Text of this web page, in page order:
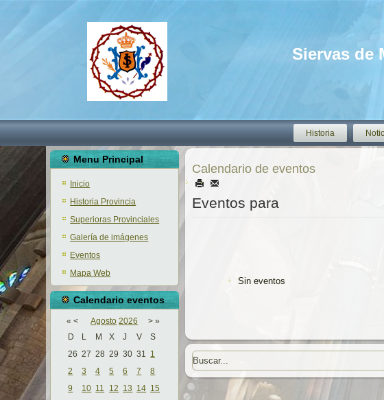
Siervas de
Historia
Menu Principal
Inicio
Historia Provincia
Superioras Provinciales
Galería de imágenes
Eventos
Mapa Web
Calendario eventos
« < Agosto 2026 > »
D
L M X J V
S
26 27 28 29 30 31 1
2
3 4 5 6 7
8
9
10 11 12 13 14 15
Calendario de eventos
Eventos para
Sin eventos